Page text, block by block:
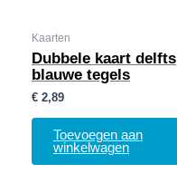
Kaarten
Dubbele kaart delfts
blauwe tegels
€ 2,89
Toevoegen aan
winkelwagen